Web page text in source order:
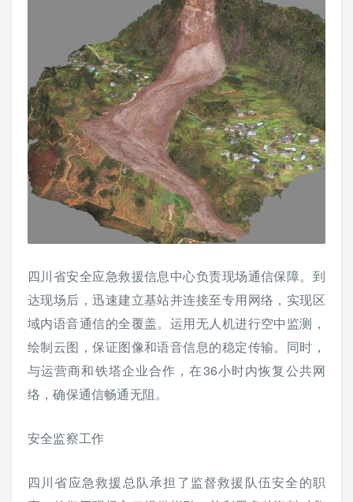
四川省安全应急救援信息中心负责现场通信保障。到
达现场后，迅速建立基站并连接至专用网络，实现区
域内语音通信的全覆盖。运用无人机进行空中监测，
绘制云图，保证图像和语音信息的稳定传输。同时，
与运营商和铁塔企业合作，在36小时内恢复公共网
络，确保通信畅通无阻。
安全监察工作
四川省应急救援总队承担了监督救援队伍安全的职